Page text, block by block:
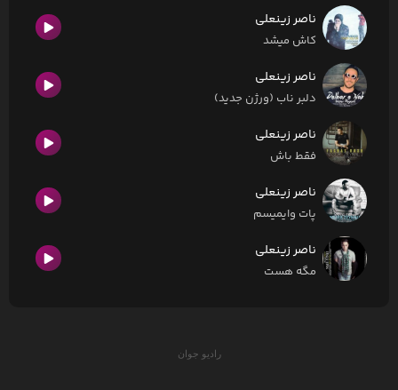
ناصر زینعلی
کاش میشد
ناصر زینعلی
دلبر ناب (ورژن جدید)
ناصر زینعلی
فقط باش
ناصر زینعلی
پات وایمیسم
ناصر زینعلی
مگه هست
رادیو جوان